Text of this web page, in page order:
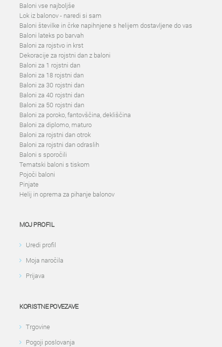
Baloni vse najboljše
Lok iz balonov - naredi si sam
Baloni številke in črke napihnjene s helijem dostavljene do vas
Baloni lateks po barvah
Baloni za rojstvo in krst
Dekoracije za rojstni dan z baloni
Baloni za 1 rojstni dan
Baloni za 18 rojstni dan
Baloni za 30 rojstni dan
Baloni za 40 rojstni dan
Baloni za 50 rojstni dan
Baloni za poroko, fantovščina, dekliščina
Baloni za diplomo, maturo
Baloni za rojstni dan otrok
Baloni za rojstni dan odraslih
Baloni s sporočili
Tematski baloni s tiskom
Pojoči baloni
Pinjate
Helij in oprema za pihanje balonov
MOJ PROFIL
Uredi profil
Moja naročila
Prijava
KORISTNE POVEZAVE
Trgovine
Pogoji poslovanja